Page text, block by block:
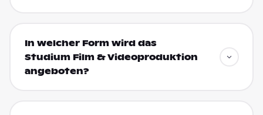
In welcher Form wird das
Studium Film & Videoproduktion
angeboten?